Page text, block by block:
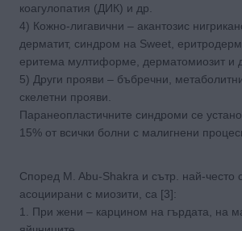
коагулопатия (ДИК) и др.
4) Кожно-лигавични – акантозис
дерматит, синдром на Sweet,
еритема мултиформе, дерматомиозит и
5) Други прояви – бъбречни,
скелетни прояви.
Паранеопластичните синдроми се
15% от всички болни с малигнени
Според M. Abu-Shakra и сътр. най-често
асоциирани с миозити, са [3]:
1. При жени – карцином на гърдата, на